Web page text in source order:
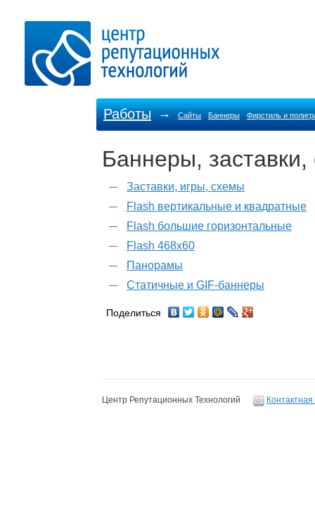
Работы → Сайты Баннеры Фирстиль и
Баннеры,
Заставки, игры, схемы
Flash вертикальные и квадратные
Flash большие горизонтальные
Flash 468x60
Панорамы
Статичные и GIF-баннеры
Поделиться
Центр Репутационных Технологий